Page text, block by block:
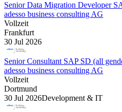
Senior Data Migration Developer
adesso business consulting AG
Vollzeit
Frankfurt
30 Jul 2026
Senior Consultant SAP SD (all
adesso business consulting AG
Vollzeit
Dortmund
30 Jul 2026Development & IT